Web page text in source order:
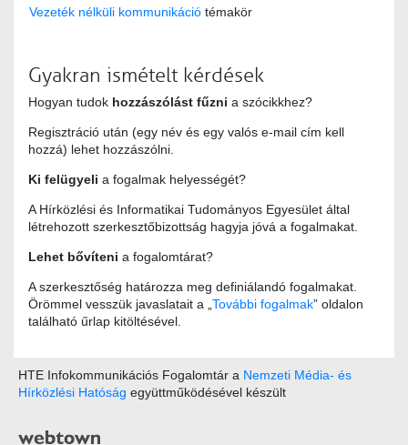
Vezeték nélküli kommunikáció témakör
Gyakran ismételt kérdések
Hogyan tudok hozzászólást fűzni a szócikkhez?
Regisztráció után (egy név és egy valós e-mail cím kell
hozzá) lehet hozzászólni.
Ki felügyeli a fogalmak helyességét?
A Hírközlési és Informatikai Tudományos Egyesület által
létrehozott szerkesztőbizottság hagyja jóvá a fogalmakat.
Lehet bővíteni a fogalomtárat?
A szerkesztőség határozza meg definiálandó fogalmakat.
Örömmel vesszük javaslatait a „ További fogalmak” oldalon
található űrlap kitöltésével.
HTE Infokommunikációs Fogalomtár a Nemzeti Média- és
Hírközlési Hatóság együttműködésével készült